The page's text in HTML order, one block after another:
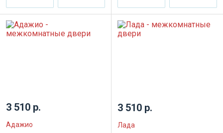
3 510 р.
Адажио
3 510 р.
Лада